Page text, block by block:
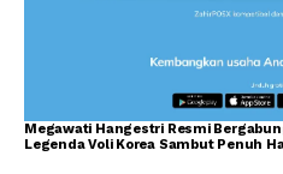
Megawati Hangestri Resmi
Legenda Voli Korea Sambut Penuh